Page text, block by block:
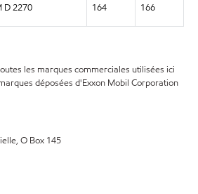
D 2270 164 166
les marques commerciales utilisées ici
déposées d'Exxon Mobil Corporation
O Box 145